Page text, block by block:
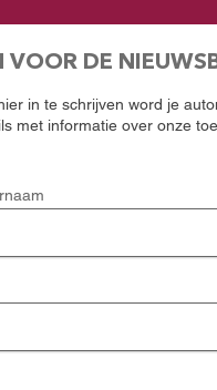
VOOR DE
in te schrijven word je
met informatie over onze